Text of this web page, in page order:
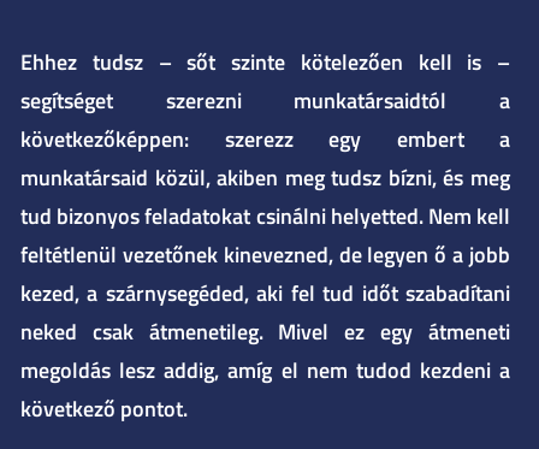
Ehhez tudsz – sőt szinte kötelezően kell is –
segítséget szerezni munkatársaidtól a
következőképpen: szerezz egy embert a
munkatársaid közül, akiben meg tudsz bízni, és meg
tud bizonyos feladatokat csinálni helyetted. Nem kell
feltétlenül vezetőnek kinevezned, de legyen ő a jobb
kezed, a szárnysegéded, aki fel tud időt szabadítani
neked csak átmenetileg. Mivel ez egy átmeneti
megoldás lesz addig, amíg el nem tudod kezdeni a
következő pontot.